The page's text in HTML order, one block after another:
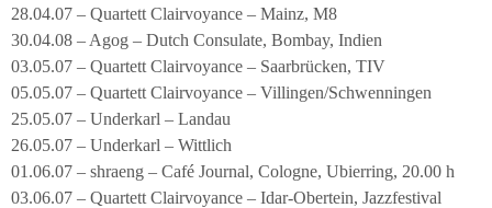
28.04.07 – Quartett Clairvoyance – Mainz, M8
30.04.08 – Agog – Dutch Consulate, Bombay, Indien
03.05.07 – Quartett Clairvoyance – Saarbrücken, TIV
05.05.07 – Quartett Clairvoyance – Villingen/Schwenningen
25.05.07 – Underkarl – Landau
26.05.07 – Underkarl – Wittlich
01.06.07 – shraeng – Café Journal, Cologne, Ubierring, 20.00 h
03.06.07 – Quartett Clairvoyance – Idar-Obertein, Jazzfestival